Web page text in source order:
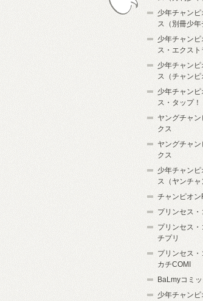
少年チャン
ス（別冊少年
少年チャンピ
ス・エクスト
少年チャン
ス（チャンピ
少年チャン
ス・タップ！
ヤングチャ
クス
ヤングチャ
クス
少年チャンピ
ス（ヤンチャ
チャンピオ
プリンセス
プリンセス
チプリ
プリンセス
カチCOMI
BaLmyコミ
少年チャン